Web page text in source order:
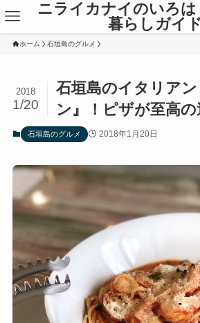
ニライカナイのいろは
暮らしガイ
ホーム 石垣島のグルメ
石垣島のイタリア
ン』！ピザが至高の
2018
1/20
石垣島のグルメ 2018年1月20日